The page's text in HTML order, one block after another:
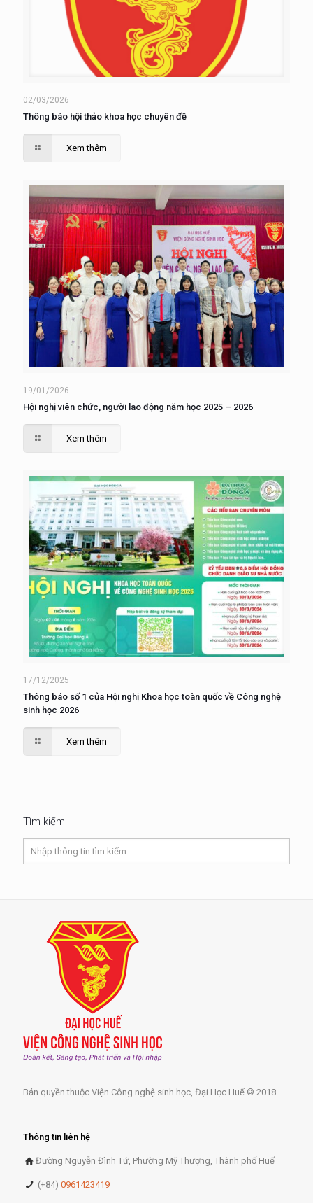
02/03/2026
Thông báo hội thảo khoa học chuyên đề
Xem thêm
19/01/2026
Hội nghị viên chức, người lao động năm học 2025 – 2026
Xem thêm
17/12/2025
Thông báo số 1 của Hội nghị Khoa học toàn quốc về Công nghệ
sinh học 2026
Xem thêm
Tìm kiếm
Bản quyền thuộc Viện Công nghệ sinh học, Đại Học Huế © 2018
Thông tin liên hệ
Đường Nguyễn Đình Tứ, Phường Mỹ Thượng, Thành phố Huế
(+84)0961423419